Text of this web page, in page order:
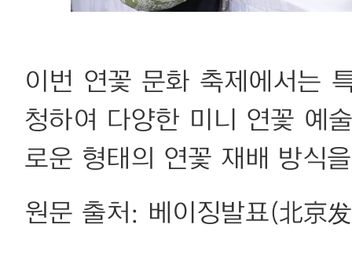
이번 연꽃 문화 축제에서는
청하여 다양한 미니 연꽃 예
로운 형태의 연꽃 재배 방식
원문 출처: 베이징발표(北京